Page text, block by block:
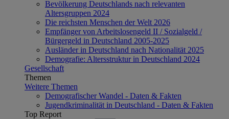
Bevölkerung Deutschlands nach relevanten
Altersgruppen 2024
Die reichsten Menschen der Welt 2026
Empfänger von Arbeitslosengeld II / Sozialgeld /
Bürgergeld in Deutschland 2005-2025
Ausländer in Deutschland nach Nationalität 2025
Demografie: Altersstruktur in Deutschland 2024
Gesellschaft
Themen
Weitere Themen
Demografischer Wandel - Daten & Fakten
Jugendkriminalität in Deutschland - Daten & Fakten
Top Report